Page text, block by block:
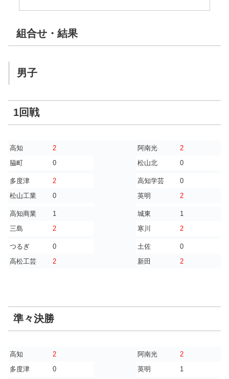
組合せ・結果
男子
1回戦
高知 2 阿南光
2
脇町
0 松山北 0
多度津 2 高知学芸
0
松山工業
0 英明 2
高知商業 1 城東
1
三島
2 寒川 2
つるぎ 0 土佐
0
高松工芸
2 新田 2
準々決勝
高知 2 阿南光
2
多度津
0 英明 1